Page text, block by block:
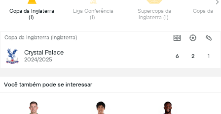
Copa da Inglaterra
Liga Conferência
Supercopa da
Copa da Inglaterra (Inglaterra)
Crystal Palace
2024/2025 6 2 1
Você também pode se interessar